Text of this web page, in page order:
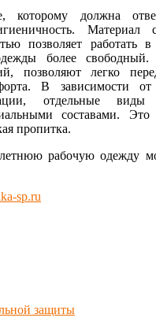
которому должна
Материал
позволяет работать
более
позволяют легко
В зависимости от
отдельные виды
составами.
пропитка.
рабочую одежду
sp.ru
защиты